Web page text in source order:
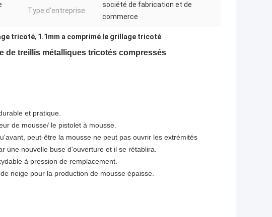
Type d'entreprise:
société de fabrication et de
commerce
tricoté, 1.1mm a comprimé le grillage tricoté
de treillis métalliques tricotés compressés
et pratique.
de mousse/ le pistolet à mousse.
peut-être la mousse ne peut pas ouvrir les extrémités
une nouvelle buse d'ouverture et il se rétablira.
à pression de remplacement.
neige pour la production de mousse épaisse.